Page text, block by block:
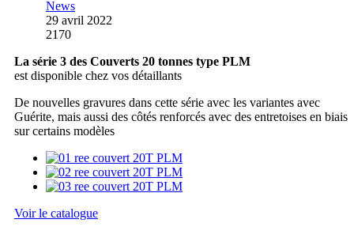
News
29 avril 2022
2170
La série 3 des Couverts 20 tonnes type PLM
est disponible chez vos détaillants
De nouvelles gravures dans cette série avec les variantes avec
Guérite, mais aussi des côtés renforcés avec des entretoises en biais
sur certains modèles
Voir le catalogue